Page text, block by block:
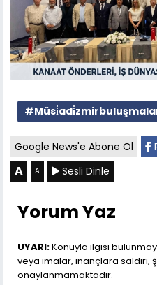
Google News'e Abone Ol
A A Sesli Dinle
Yorum Yaz
UYARI:Konuyla ilgisi
veya imalar, inançlara saldırı,
onaylanmamaktadır.